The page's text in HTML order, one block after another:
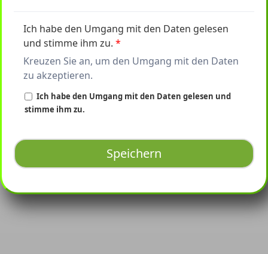
Ich habe den Umgang mit den Daten gelesen
und stimme ihm zu. *
Kreuzen Sie an, um den Umgang mit den Daten
zu akzeptieren.
Ich habe den Umgang mit den Daten gelesen und
stimme ihm zu.